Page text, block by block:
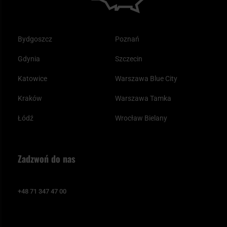
Bydgoszcz
Gdynia
Katowice
Kraków
Łódź
Poznań
Szczecin
Warszawa Blue City
Warszawa Tamka
Wrocław Bielany
Zadzwoń do nas
+48 71 347 47 00